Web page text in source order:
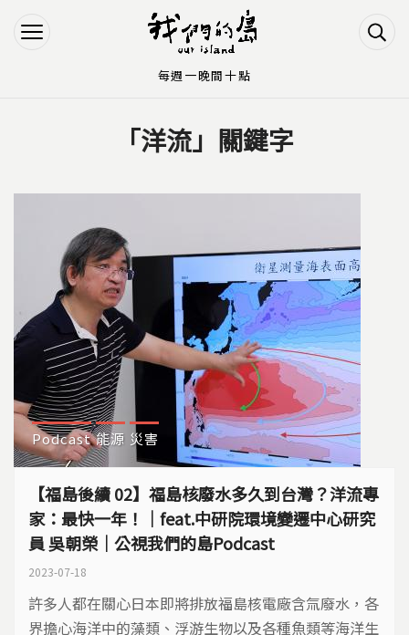
Jump to Navigation
Jump to Main content
「洋流」關鍵字
Podcast 能源 災害
【福島後續 02】福島核廢水多久到台灣？洋流專
家：最快一年！｜feat.中研院環境變遷中心研究
員 吳朝榮｜公視我們的島Podcast
2023-07-18
許多人都在關心日本即將排放福島核電廠含氚廢水，各
界擔心海洋中的藻類、浮游生物以及各種魚類等海洋生
每週一晚間十點